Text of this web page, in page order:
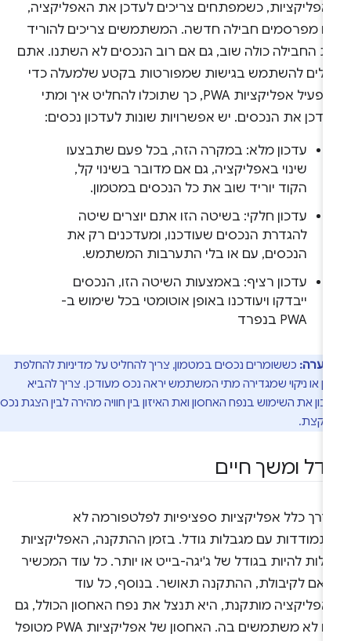
כשמפתחים צריכים לעדכן את האפליקציה,
מפרסמים חבילה חדשה. המשתמשים צריכים להוריד
החבילה כולה שוב, גם אם רוב הנכסים לא השתנו. אתם
להשתמש בגישות שמפורטות בקטע שלמעלה כדי
להפעיל אפליקציות PWA, כך שתוכלו להחליט איך ומתי
את הנכסים. יש אפשרויות שונות לעדכון נכסים:
עדכון מלא: במקרה הזה, בכל פעם שתבצעו
שינוי באפליקציה, גם אם מדובר בשינוי קל,
הקוד יוריד שוב את כל הנכסים במטמון.
עדכון חלקי: בשיטה הזו אתם יוצרים שיטה
להגדרת הנכסים שעודכנו, ומעדכנים רק את
הנכסים, עם או בלי התערבות המשתמש.
עדכון רציף: באמצעות השיטה הזו, הנכסים
ייבדקו ויעודכנו באופן אוטומטי בכל שימוש ב-
PWA בנפרד
הערה:כששומרים נכסים במטמון, צריך להחליט על מדיניות להחלפת
או ניקוי שמגדירה מתי המשתמש יראה נכס מעודכן. צריך להביא
את השימוש בנפח האחסון ואת האיזון בין חוויה מהירה לבין הצגת נכס
קצת.
ומשך חיים
כלל אפליקציות ספציפיות לפלטפורמה לא
עם מגבלות גודל. בזמן ההתקנה, האפליקציות
להיות בגודל של ג'יגה-בייט או יותר. כל עוד המכשיר
לקיבולת, ההתקנה תאושר. בנוסף, כל עוד
מותקנת, היא תנצל את נפח האחסון הכולל, גם
אם לא משתמשים בה. האחסון של אפליקציות PWA מטופל